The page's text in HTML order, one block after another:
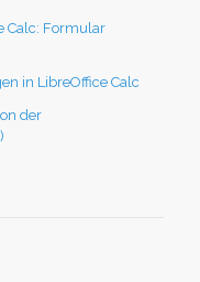
Calc: Formular
in LibreOffice Calc
der